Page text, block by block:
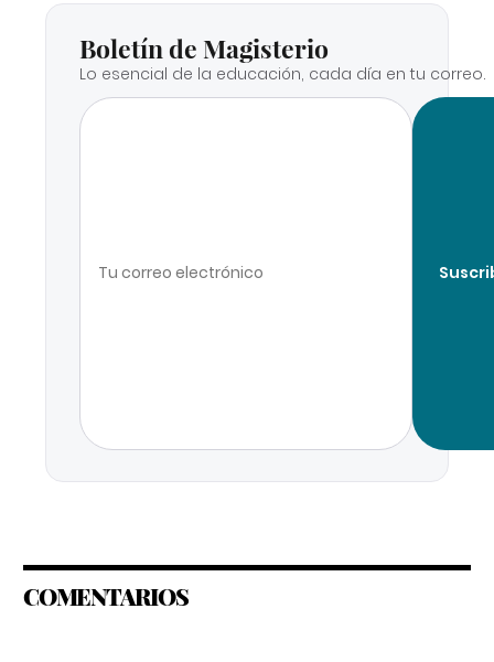
Boletín de Magisterio
Lo esencial de la educación, cada día en tu correo.
COMENTARIOS